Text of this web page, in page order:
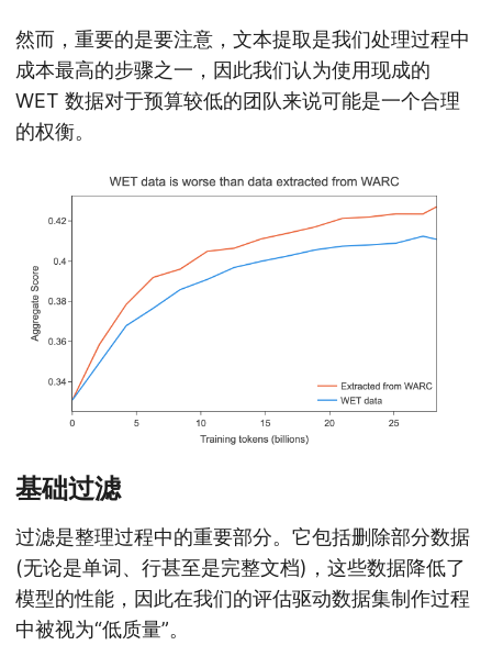
然而，重要的是要注意，文本提取是我们处理过程中
成本最高的步骤之一，因此我们认为使用现成的
WET 数据对于预算较低的团队来说可能是一个合理
的权衡。
基础过滤
过滤是整理过程中的重要部分。它包括删除部分数据
(无论是单词、行甚至是完整文档)，这些数据降低了
模型的性能，因此在我们的评估驱动数据集制作过程
中被视为“低质量”。